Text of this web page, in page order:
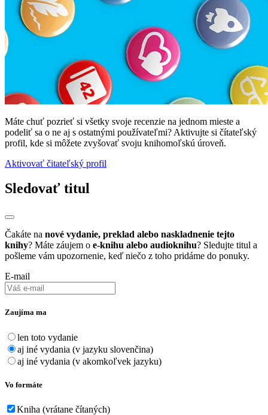
Máte chuť pozrieť si všetky svoje recenzie na jednom mieste a
podeliť sa o ne aj s ostatnými používateľmi? Aktivujte si čítateľský
profil, kde si môžete zvyšovať svoju knihomoľskú úroveň.
Aktivovať čitateľský profil
Sledovať titul
Čakáte na nové vydanie, preklad alebo naskladnenie tejto
knihy? Máte záujem o e-knihu alebo audioknihu? Sledujte titul a
pošleme vám upozornenie, keď niečo z toho pridáme do ponuky.
E-mail
Zaujíma ma
len toto vydanie
aj iné vydania (v jazyku slovenčina)
aj iné vydania (v akomkoľvek jazyku)
Vo formáte
Kniha (vrátane čítaných)